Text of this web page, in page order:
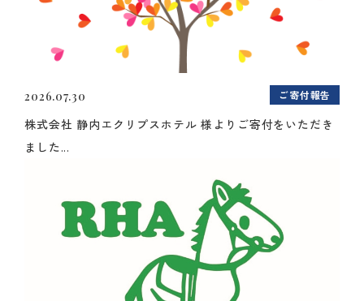
2026.07.30 ご寄付報告
株式会社 静内エクリプスホテル 様よりご寄付をいただき
ました...